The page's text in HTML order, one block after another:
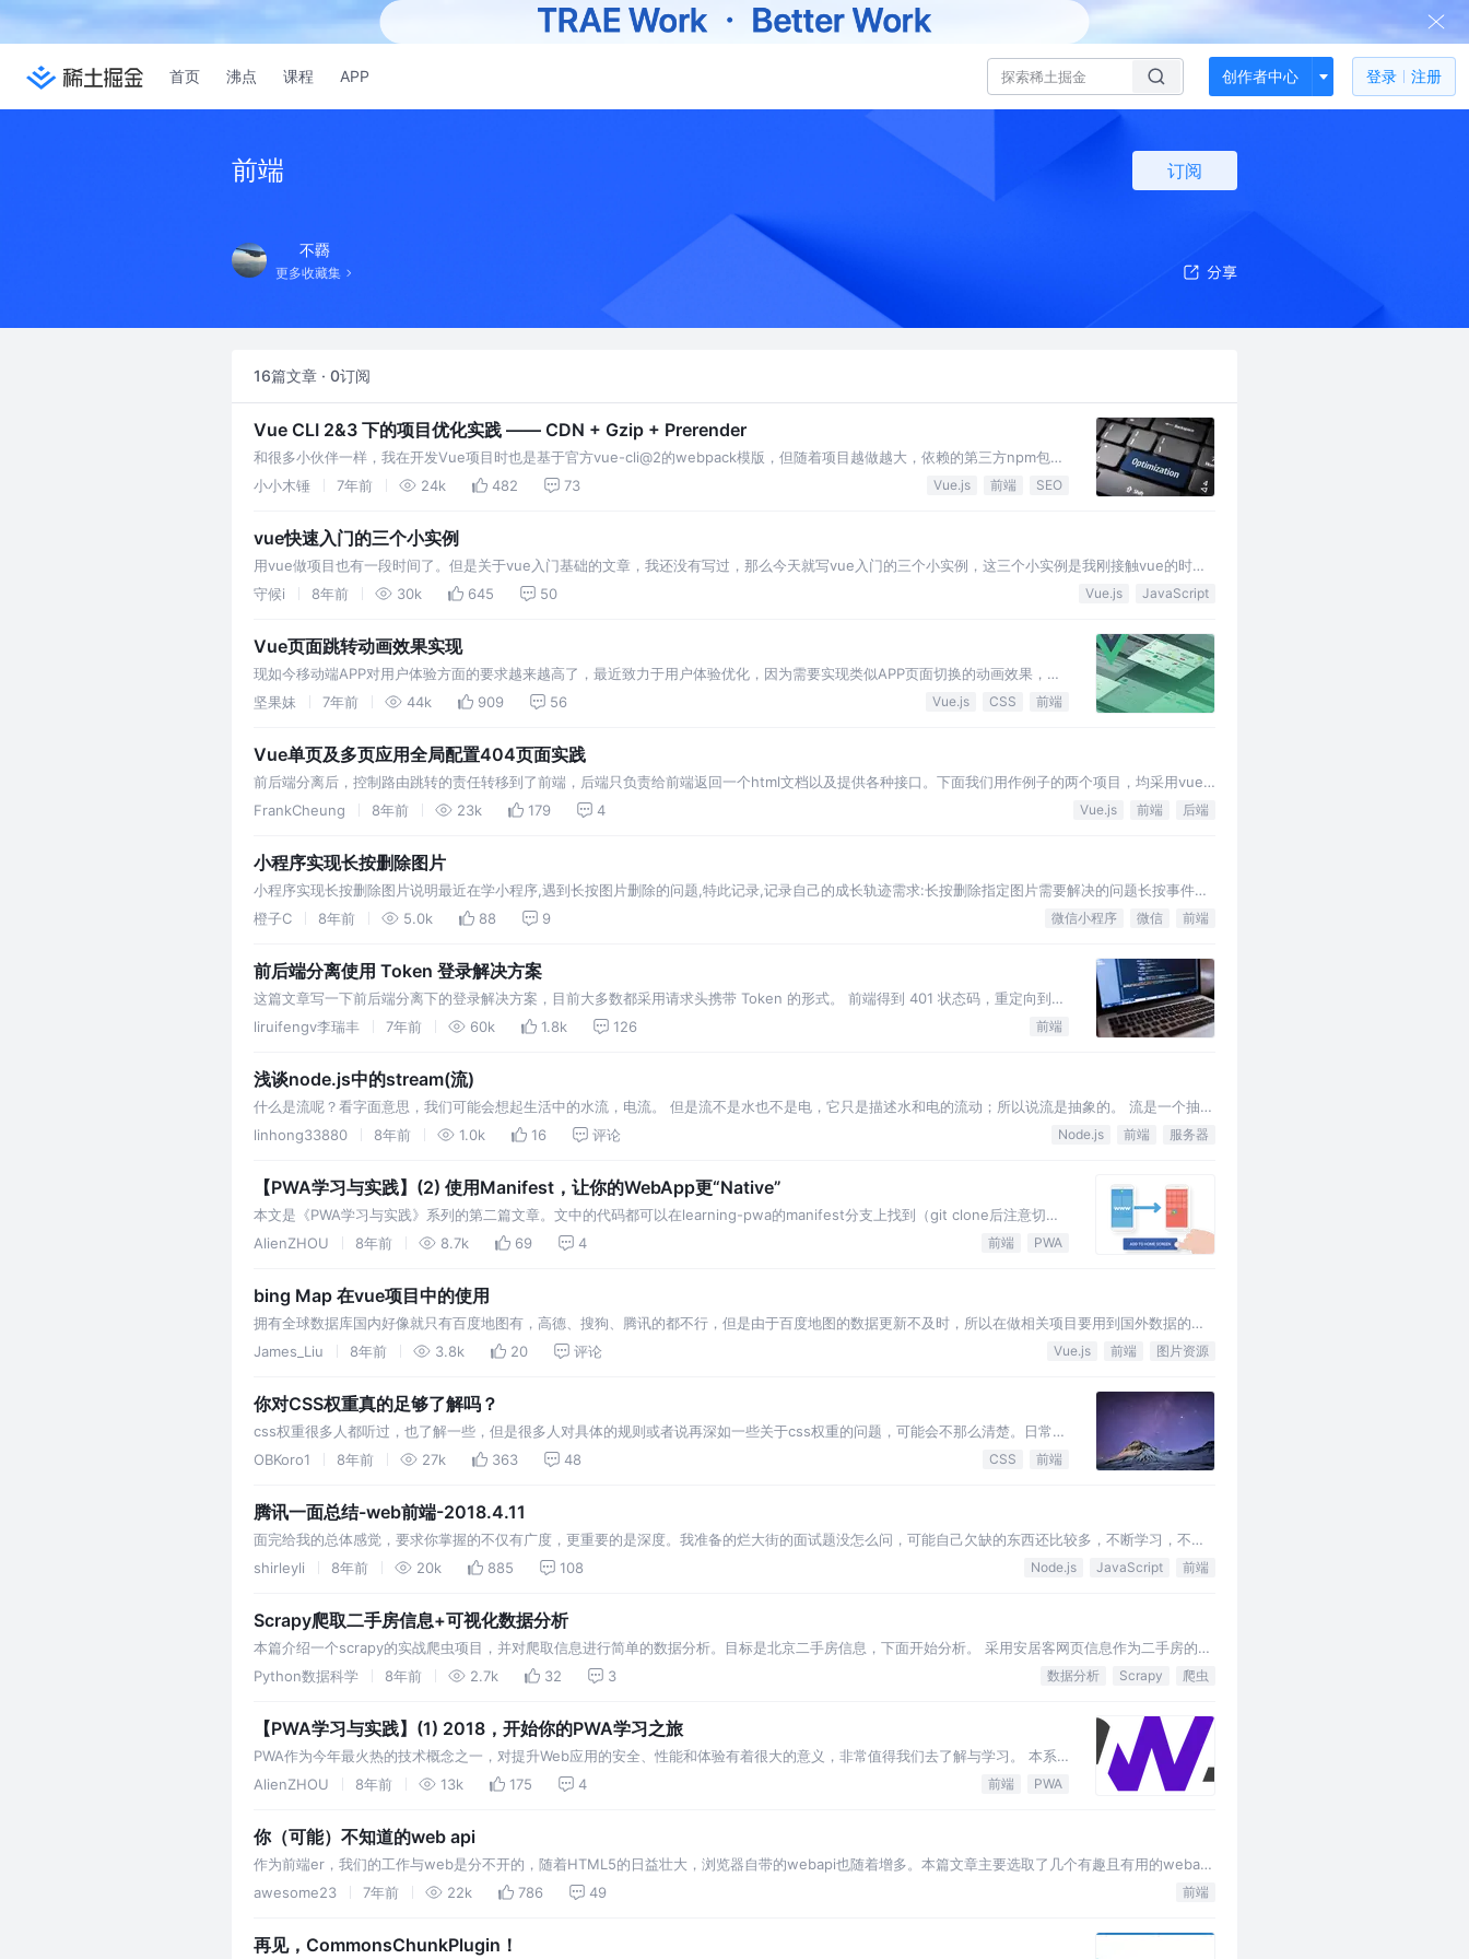
首页 沸点 课程 APP 创作者中心 登录 注册
前端 订阅
不覉
更多收藏集
16篇文章 · 0订阅
Vue CLI 2&3 下的项目优化实践 —— CDN + Gzip + Prerender
和很多小伙伴一样，我在开发Vue项目时也是基于官方vue-cli@2的webpack模版，但随着项目越做越大，依赖的第三方npm包越
来越多，构建之后的文件也会越来越大，尤其是vendor.js,甚至会达到2M左右。再加上又是单页应用，这就会导致在网速较慢或者
小小木锤 7年前 24k 482 73 Vue.js 前端 SEO
vue快速入门的三个小实例
用vue做项目也有一段时间了。但是关于vue入门基础的文章，我还没有写过，那么今天就写vue入门的三个小实例，这三个小实例是我刚接触vue的时候
的练手作品，难度从很简单到简单，都是入门级的。希望能帮到大家更好的学习和了解vue，也是让自己能够复习一下vue。如果发现文章写得有什…
守候i 8年前 30k 645 50 Vue.js JavaScript
Vue页面跳转动画效果实现
现如今移动端APP对用户体验方面的要求越来越高了，最近致力于用户体验优化，因为需要实现类似APP页面切换的动画效果，百
度google搜索资料不是很全，所以自己写文档，在实现效果的基础上，顺便恶补一波VueRouter及CSS过渡动画的知识点，欢迎有
坚果妹 7年前 44k 909 56 Vue.js CSS 前端
Vue单页及多页应用全局配置404页面实践
前后端分离后，控制路由跳转的责任转移到了前端，后端只负责给前端返回一个html文档以及提供各种接口。下面我们用作例子的两个项目，均采用vue
作为基础框架，一个是SPA应用，另一个是多页应用，均由前端进行路由控制及渲染的。 无论单页还是多页，我的实现思路是总体配置404页面的思路…
FrankCheung 8年前 23k 179 4 Vue.js 前端 后端
小程序实现长按删除图片
小程序实现长按删除图片说明最近在学小程序,遇到长按图片删除的问题,特此记录,记录自己的成长轨迹需求:长按删除指定图片需要解决的问题长按事件如
何表示出来?如何获取当前长按元素的下标?如何删除元素?解决办
橙子C 8年前 5.0k 88 9 微信小程序 微信 前端
前后端分离使用 Token 登录解决方案
这篇文章写一下前后端分离下的登录解决方案，目前大多数都采用请求头携带 Token 的形式。 前端得到 401 状态码，重定向到登
录页面。 使用 respone 拦截器，对 2xx 状态码以外的结果进行拦截。 如果状态码是401，则有可能是 Token 过期，跳转到登录
liruifengv李瑞丰 7年前 60k 1.8k 126 前端
浅谈node.js中的stream(流)
什么是流呢？看字面意思，我们可能会想起生活中的水流，电流。 但是流不是水也不是电，它只是描述水和电的流动；所以说流是抽象的。 流是一个抽象
接口，被node中的很多对象所实现。比如HTTP服务器request和response对象都是流，TCP服务器中的socket也是流。 这里…
linhong33880 8年前 1.0k 16 评论 Node.js 前端 服务器
【PWA学习与实践】(2) 使用Manifest，让你的WebApp更“Native”
本文是《PWA学习与实践》系列的第二篇文章。文中的代码都可以在learning-pwa的manifest分支上找到（git clone后注意切换
到manifest分支）。 PWA作为时下最火热的技术概念之一，对提升Web应用的安全、性能和体验有着很大的意义，非常值得我们
AlienZHOU 8年前 8.7k 69 4 前端 PWA
bing Map 在vue项目中的使用
拥有全球数据库国内好像就只有百度地图有，高德、搜狗、腾讯的都不行，但是由于百度地图的数据更新不及时，所以在做相关项目要用到国外数据的时
候，最好还是推荐使用bingMap。 解决“Mirosorft is not defined”的错误，只要在项目中保证调用地图之前，能够正确引入…
James_Liu 8年前 3.8k 20 评论 Vue.js 前端 图片资源
你对CSS权重真的足够了解吗？
css权重很多人都听过，也了解一些，但是很多人对具体的规则或者说再深如一些关于css权重的问题，可能会不那么清楚。日常开
发中，或多或少都会遇到css规则不生效的问题，为了让我们能够减少调试css规则的时间，深刻理解css权重，就十分关键了。如
OBKoro1 8年前 27k 363 48 CSS 前端
腾讯一面总结-web前端-2018.4.11
面完给我的总体感觉，要求你掌握的不仅有广度，更重要的是深度。我准备的烂大街的面试题没怎么问，可能自己欠缺的东西还比较多，不断学习，不断
进步，再奶自己一口，fighting!!! 框架用过哪些，感觉他们不只需要熟练运用，更看重理解的深度，比如要懂源码，react中diff算法的思…
shirleyli 8年前 20k 885 108 Node.js JavaScript 前端
Scrapy爬取二手房信息+可视化数据分析
本篇介绍一个scrapy的实战爬虫项目，并对爬取信息进行简单的数据分析。目标是北京二手房信息，下面开始分析。 采用安居客网页信息作为二手房的信
息来源。直接点击进入二手房信息的页面。 博主并没有采用分区域进行爬取，博主是直接进行全部爬取，然后循环下一页完成的。步骤很简单，如下： …
Python数据科学 8年前 2.7k 32 3 数据分析 Scrapy 爬虫
【PWA学习与实践】(1) 2018，开始你的PWA学习之旅
PWA作为今年最火热的技术概念之一，对提升Web应用的安全、性能和体验有着很大的意义，非常值得我们去了解与学习。 本系
列文章《PWA学习与实践》会逐步拆解PWA背后的各项技术，通过实例代码来讲解这些技术的应用方式。也正是因为PWA中技术
AlienZHOU 8年前 13k 175 4 前端 PWA
你（可能）不知道的web api
作为前端er，我们的工作与web是分不开的，随着HTML5的日益壮大，浏览器自带的webapi也随着增多。本篇文章主要选取了几个有趣且有用的webapi
进行介绍，分别介绍其用法、用处以及浏览器支持度，同时我也分别为这几个api都做了一个简单的demo（真的很简单，样式等于没有~…
awesome23 7年前 22k 786 49 前端
再见，CommonsChunkPlugin！